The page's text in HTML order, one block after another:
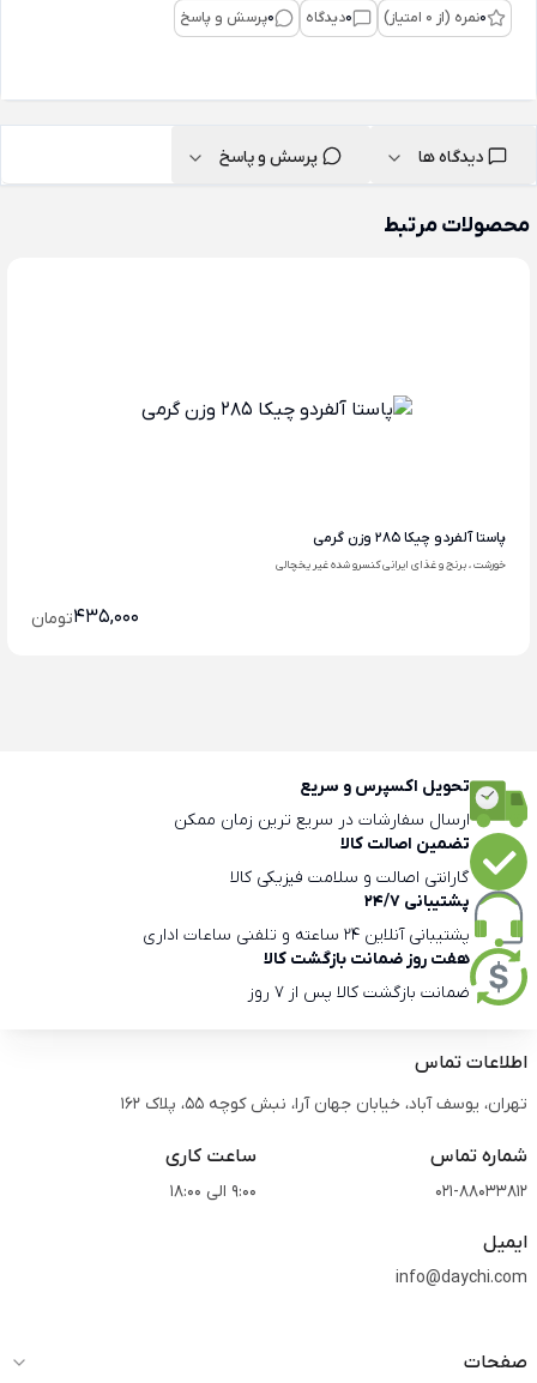
0نمره (از 0 امتیاز) 0دیدگاه 0پرسش و پاسخ
دیدگاه ها پرسش و پاسخ
محصولات مرتبط
پاستا آلفردو چیکا 285 وزن گرمی
خورشت ، برنج و غذای ایرانی کنسرو شده غیر یخچالی
435,000تومان
تحویل اکسپرس و سریع
ارسال سفارشات در سریع ترین زمان ممکن
تضمین اصالت کالا
گارانتی اصالت و سلامت فیزیکی کالا
پشتیبانی 24/7
پشتیبانی آنلاین 24 ساعته و تلفنی ساعات اداری
هفت روز ضمانت بازگشت کالا
ضمانت بازگشت کالا پس از 7 روز
اطلاعات تماس
تهران، یوسف آباد، خیابان جهان آرا، نبش کوچه 55، پلاک 162
شماره تماس
021-88033812
ساعت کاری
9:00 الی 18:00
ایمیل
info@daychi.com
صفحات